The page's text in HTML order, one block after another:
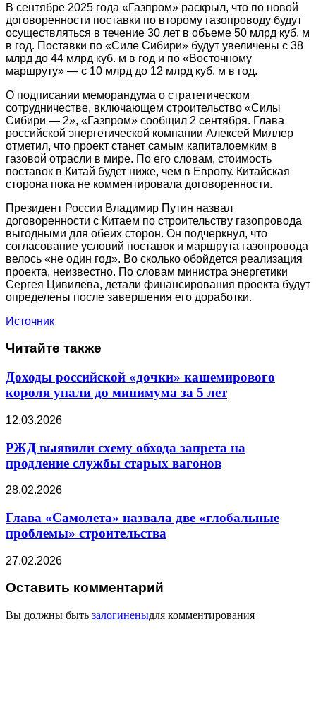
В сентябре 2025 года «Газпром» раскрыл, что по новой
договоренности поставки по второму газопроводу будут
осуществляться в течение 30 лет в объеме 50 млрд куб. м
в год. Поставки по «Силе Сибири» будут увеличены с 38
млрд до 44 млрд куб. м в год и по «Восточному
маршруту» — с 10 млрд до 12 млрд куб. м в год.
О подписании меморандума о стратегическом
сотрудничестве, включающем строительство «Силы
Сибири — 2», «Газпром» сообщил 2 сентября. Глава
российской энергетической компании Алексей Миллер
отметил, что проект станет самым капиталоемким в
газовой отрасли в мире. По его словам, стоимость
поставок в Китай будет ниже, чем в Европу. Китайская
сторона пока не комментировала договоренности.
Президент России Владимир Путин назвал
договоренности с Китаем по строительству газопровода
выгодными для обеих сторон. Он подчеркнул, что
согласование условий поставок и маршрута газопровода
велось «не один год». Во сколько обойдется реализация
проекта, неизвестно. По словам министра энергетики
Сергея Цивилева, детали финансирования проекта будут
определены после завершения его доработки.
Источник
Читайте также
Доходы российской «дочки» кашемирового
короля упали до минимума за 5 лет
12.03.2026
РЖД выявили схему обхода запрета на
продление службы старых вагонов
28.02.2026
Глава «Самолета» назвала две «глобальные
проблемы» строительства
27.02.2026
Оставить комментарий
Вы должны быть залогиненыдля комментирования